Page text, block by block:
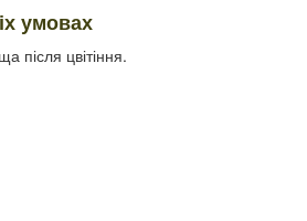
умовах
після цвітіння.